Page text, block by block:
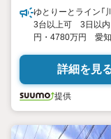
ゆとりーとライン
3台以上可 3日以
円・4780万円 愛
詳細を見
提供